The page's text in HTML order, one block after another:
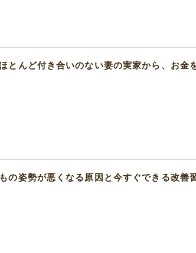
とんど付き合いのない妻の実家から、お金
の姿勢が悪くなる原因と今すぐできる改善